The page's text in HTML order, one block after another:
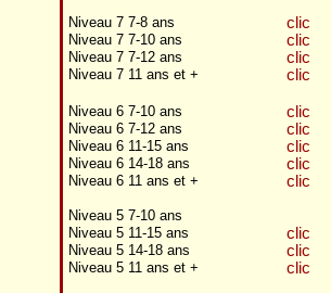
Niveau 7 7-8 ans clic
Niveau 7 7-10 ans clic
Niveau 7 7-12 ans clic
Niveau 7 11 ans et + clic
Niveau 6 7-10 ans clic
Niveau 6 7-12 ans clic
Niveau 6 11-15 ans clic
Niveau 6 14-18 ans clic
Niveau 6 11 ans et + clic
Niveau 5 7-10 ans
Niveau 5 11-15 ans
clic
Niveau 5 14-18 ans clic
Niveau 5 11 ans et + clic